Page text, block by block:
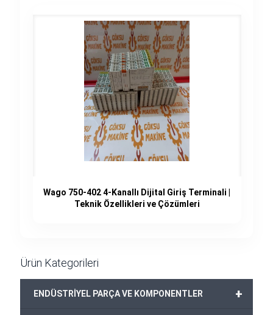
Wago 750-402 4-Kanallı Dijital Giriş Terminali |
Teknik Özellikleri ve Çözümleri
Ürün Kategorileri
+
ENDÜSTRİYEL PARÇA VE KOMPONENTLER